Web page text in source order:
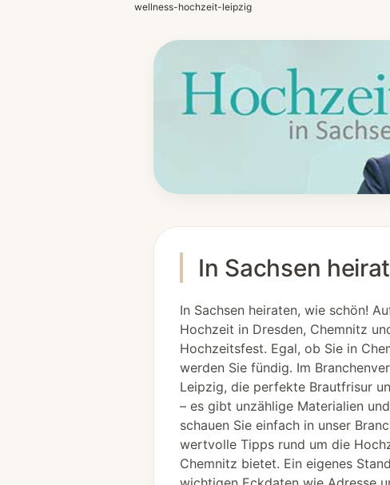
wellness-hochzeit-leipzig
In Sachsen
In Sachsen heiraten, wie schön!
Hochzeit in Dresden, Chemnitz
Hochzeitsfest. Egal, ob Sie in
werden Sie fündig. Im
Leipzig, die perfekte Brautfrisur
– es gibt unzählige Materialien
schauen Sie einfach in unser
wertvolle Tipps rund um die
Chemnitz bietet. Ein eigenes